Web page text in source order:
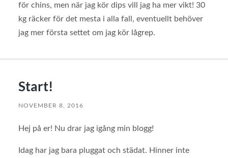
för chins, men när jag kör dips vill jag ha mer vikt! 30
kg räcker för det mesta i alla fall, eventuellt behöver
jag mer första settet om jag kör lågrep.
Start!
NOVEMBER 8, 2016
Hej på er! Nu drar jag igång min blogg!
Idag har jag bara pluggat och städat. Hinner inte